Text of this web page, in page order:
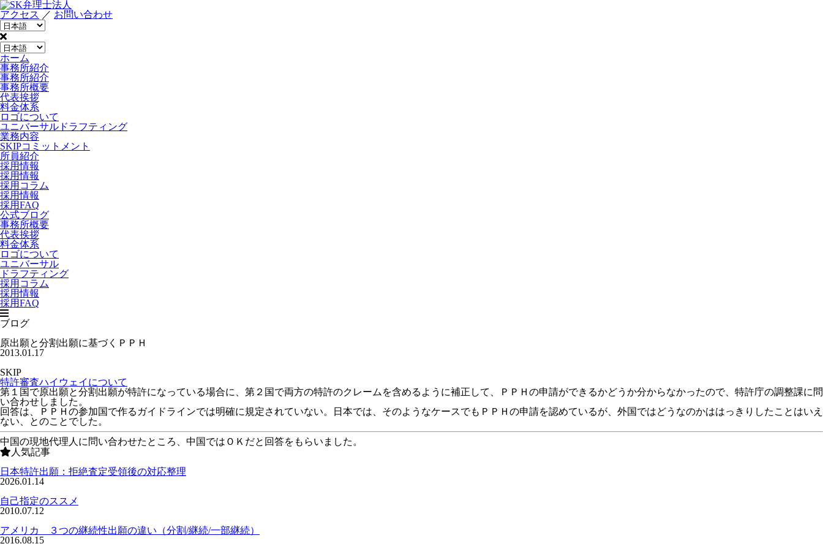
アクセス ／ お問い合わせ
ホーム
事務所紹介
事務所紹介
事務所概要
代表挨拶
料金体系
ロゴについて
ユニバーサルドラフティング
業務内容
SKIPコミットメント
所員紹介
採用情報
採用情報
採用コラム
採用情報
採用FAQ
公式ブログ
事務所概要
代表挨拶
料金体系
ロゴについて
ユニバーサル
ドラフティング
採用コラム
採用情報
採用FAQ
ブログ
原出願と分割出願に基づくＰＰＨ
2013.01.17
SKIP
特許審査ハイウェイについて
第１国で原出願と分割出願が特許になっている場合に、第２国で両方の特許のクレームを含めるように補正して、ＰＰＨの申請ができるかどうか分からなかったので、特許庁の調整課に問
い合わせしました。
回答は、ＰＰＨの参加国で作るガイドラインでは明確に規定されていない。日本では、そのようなケースでもＰＰＨの申請を認めているが、外国ではどうなのかははっきりしたことはいえ
ない、とのことでした。
中国の現地代理人に問い合わせたところ、中国ではＯＫだと回答をもらいました。
人気記事
日本特許出願：拒絶査定受領後の対応整理
2026.01.14
自己指定のススメ
2010.07.12
アメリカ ３つの継続性出願の違い（分割/継続/一部継続）
2016.08.15